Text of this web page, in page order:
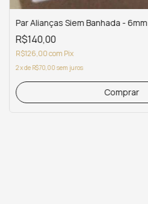
Par Alianças Siem Banhada - 6mm
R$140,00
R$126,00comPix
2xdeR$70,00 sem juros